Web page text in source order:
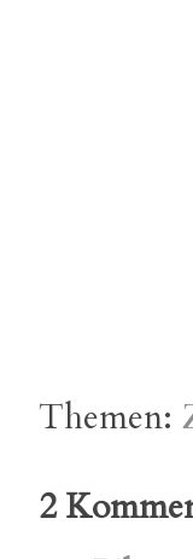
Themen:
2